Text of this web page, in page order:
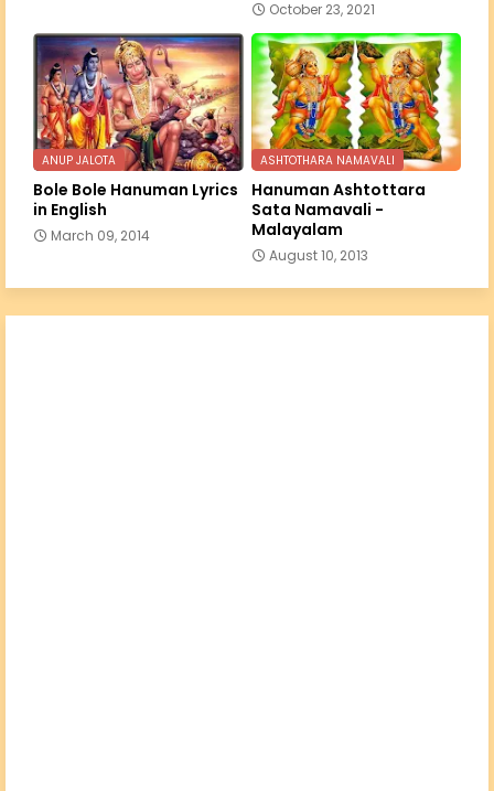
October 23, 2021
ANUP JALOTA
Bole Bole Hanuman Lyrics
in English
March 09, 2014
ASHTOTHARA NAMAVALI
Hanuman Ashtottara
Sata Namavali -
Malayalam
August 10, 2013